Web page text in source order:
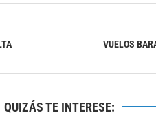
VUELOS
QUIZÁS TE INTERESE: